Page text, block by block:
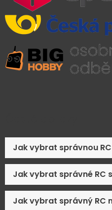
Jak vybrat správnou
Jak vybrat správné RC
Jak vybrat správný RC